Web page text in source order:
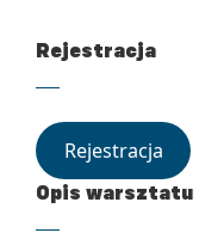
Rejestracja
Rejestracja
Opis warsztatu